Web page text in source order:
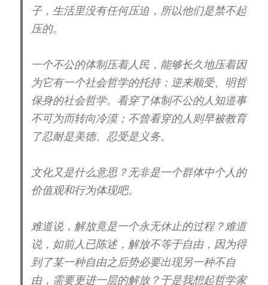
子，生活里没有任何压迫，所以他们是禁不起
压的。
一个不公的体制压着人民，能够长久地压着因
为它有一个社会哲学的托持：逆来顺受、明哲
保身的社会哲学。看穿了体制不公的人知道事
不可为而转向冷漠；不曾看穿的人则早被教育
了忍耐是美德、忍受是义务。
文化又是什么意思？无非是一个群体中个人的
价值观和行为体现吧。
难道说，解放竟是一个永无休止的过程？难道
说，如前人已陈述，解放不等于自由，因为得
到了某一种自由之后势必要出现另一种不自
由，需要更进一层的解放？于是我想起哲学家